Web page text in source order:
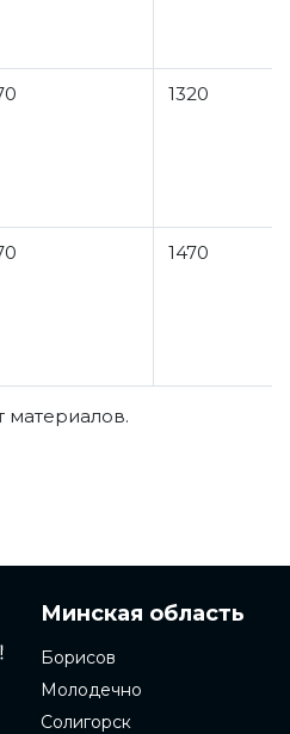
1320
1470
материалов.
Минская область
Борисов
Молодечно
Солигорск